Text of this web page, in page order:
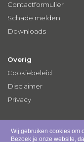
Wij gebruiken cookies om
Bezoek je onze website,
Contactformulier
Schade melden
Downloads
Overig
Cookiebeleid
Disclaimer
Privacy